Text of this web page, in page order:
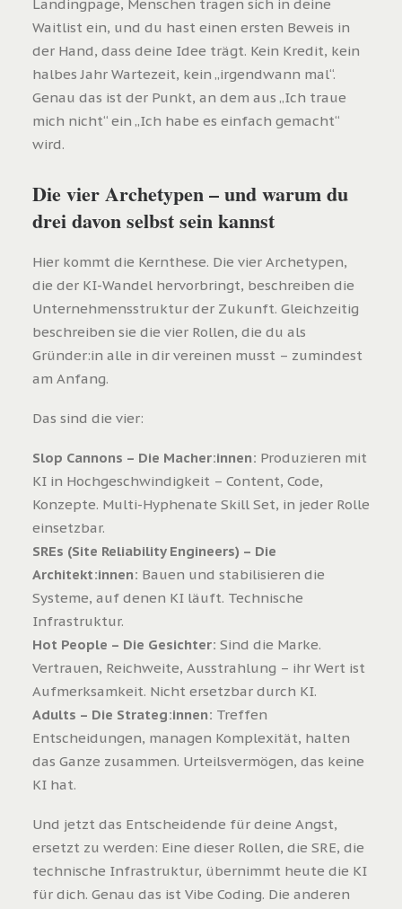
Landingpage, Menschen tragen sich in deine
Waitlist ein, und du hast einen ersten Beweis in
der Hand, dass deine Idee trägt. Kein Kredit, kein
halbes Jahr Wartezeit, kein „irgendwann mal“.
Genau das ist der Punkt, an dem aus „Ich traue
mich nicht“ ein „Ich habe es einfach gemacht“
wird.
Die vier Archetypen – und warum du
drei davon selbst sein kannst
Hier kommt die Kernthese. Die vier Archetypen,
die der KI-Wandel hervorbringt, beschreiben die
Unternehmensstruktur der Zukunft. Gleichzeitig
beschreiben sie die vier Rollen, die du als
Gründer:in alle in dir vereinen musst – zumindest
am Anfang.
Das sind die vier:
Slop Cannons – Die Macher:innen: Produzieren mit
KI in Hochgeschwindigkeit – Content, Code,
Konzepte. Multi-Hyphenate Skill Set, in jeder Rolle
einsetzbar.
SREs (Site Reliability Engineers) – Die
Architekt:innen: Bauen und stabilisieren die
Systeme, auf denen KI läuft. Technische
Infrastruktur.
Hot People – Die Gesichter: Sind die Marke.
Vertrauen, Reichweite, Ausstrahlung – ihr Wert ist
Aufmerksamkeit. Nicht ersetzbar durch KI.
Adults – Die Strateg:innen: Treffen
Entscheidungen, managen Komplexität, halten
das Ganze zusammen. Urteilsvermögen, das keine
KI hat.
Und jetzt das Entscheidende für deine Angst,
ersetzt zu werden: Eine dieser Rollen, die SRE, die
technische Infrastruktur, übernimmt heute die KI
für dich. Genau das ist Vibe Coding. Die anderen